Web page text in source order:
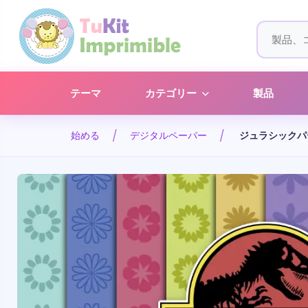
テーマ カテゴリー 製品
始める デジタルペーパー ジュラシック